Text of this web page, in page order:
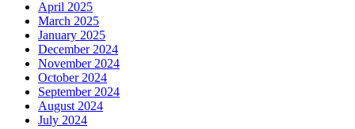
April 2025
March 2025
January 2025
December 2024
November 2024
October 2024
September 2024
August 2024
July 2024